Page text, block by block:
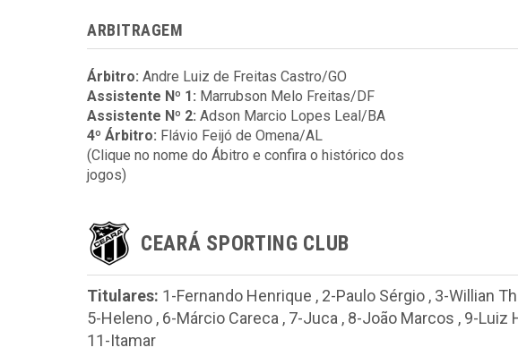
ARBITRAGEM
Árbitro: Andre Luiz de Freitas Castro/GO
Assistente Nº 1: Marrubson Melo Freitas/DF
Assistente Nº 2: Adson Marcio Lopes Leal/BA
4º Árbitro: Flávio Feijó de Omena/AL
(Clique no nome do Ábitro e confira o histórico dos
jogos)
CEARÁ SPORTING CLUB
Titulares: 1-Fernando Henrique , 2-Paulo Sérgio , 3-Willian
5-Heleno , 6-Márcio Careca , 7-Juca , 8-João Marcos , 9-Luiz
11-Itamar